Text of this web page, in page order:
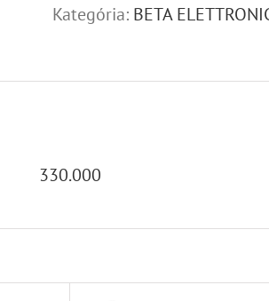
Kategória: BETA
330.000